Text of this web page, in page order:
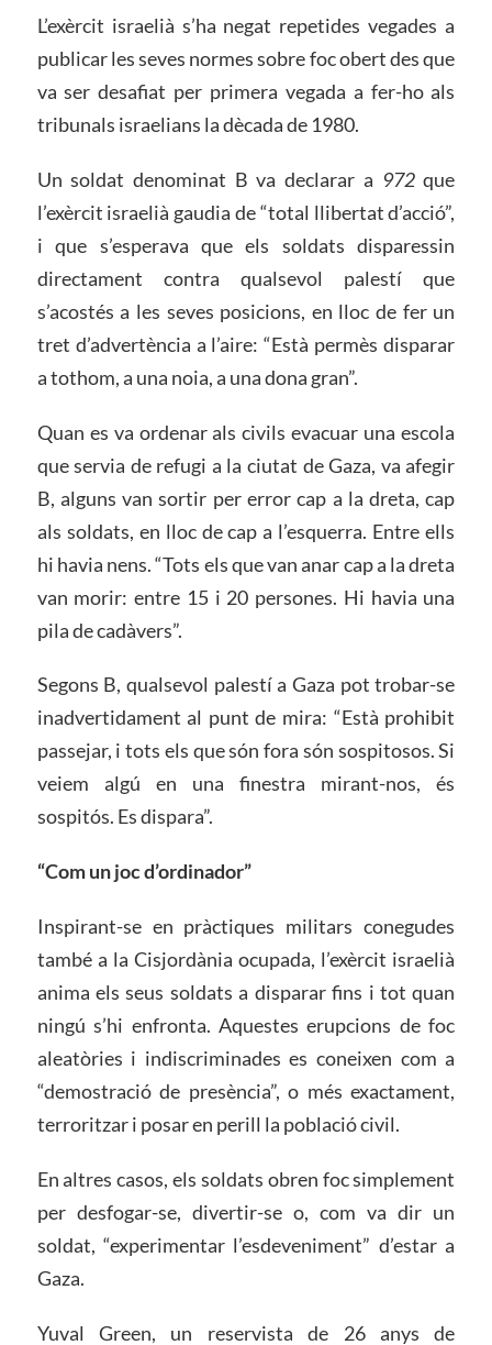
L’exèrcit israelià s’ha negat repetides vegades a
publicar les seves normes sobre foc obert des que
va ser desafiat per primera vegada a fer-ho als
tribunals israelians la dècada de 1980.
Un soldat denominat B va declarar a 972que
l’exèrcit israelià gaudia de “total llibertat d’acció”,
i que s’esperava que els soldats disparessin
directament contra qualsevol palestí que
s’acostés a les seves posicions, en lloc de fer un
tret d’advertència a l’aire: “Està permès disparar
a tothom, a una noia, a una dona gran”.
Quan es va ordenar als civils evacuar una escola
que servia de refugi a la ciutat de Gaza, va afegir
B, alguns van sortir per error cap a la dreta, cap
als soldats, en lloc de cap a l’esquerra. Entre ells
hi havia nens. “Tots els que van anar cap a la dreta
van morir: entre 15 i 20 persones. Hi havia una
pila de cadàvers”.
Segons B, qualsevol palestí a Gaza pot trobar-se
inadvertidament al punt de mira: “Està prohibit
passejar, i tots els que són fora són sospitosos. Si
veiem algú en una finestra mirant-nos, és
sospitós. Es dispara”.
“Com un joc d’ordinador”
Inspirant-se en pràctiques militars conegudes
també a la Cisjordània ocupada, l’exèrcit israelià
anima els seus soldats a disparar fins i tot quan
ningú s’hi enfronta. Aquestes erupcions de foc
aleatòries i indiscriminades es coneixen com a
“demostració de presència”, o més exactament,
terroritzar i posar en perill la població civil.
En altres casos, els soldats obren foc simplement
per desfogar-se, divertir-se o, com va dir un
soldat, “experimentar l’esdeveniment” d’estar a
Gaza.
Yuval Green, un reservista de 26 anys de